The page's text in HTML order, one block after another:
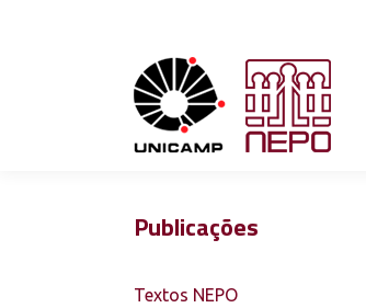
Publicações
Textos NEPO